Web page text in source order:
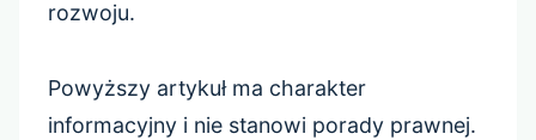
rozwoju.
Powyższy artykuł ma charakter
informacyjny i nie stanowi porady prawnej.